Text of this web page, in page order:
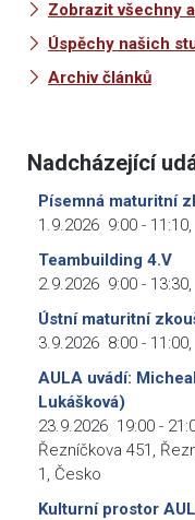
Zobrazit všechny
Úspěchy našich
Archiv článků
Nadcházející
Písemná maturitní
1.9.2026 9:00 - 11:10,
Teambuilding 4.V
2.9.2026 9:00 - 13:30,
Ústní maturitní
3.9.2026 8:00 - 11:00,
AULA uvádí:
Lukášková)
23.9.2026 19:00 -
Řezníčkova 451,
1, Česko
Kulturní prostor